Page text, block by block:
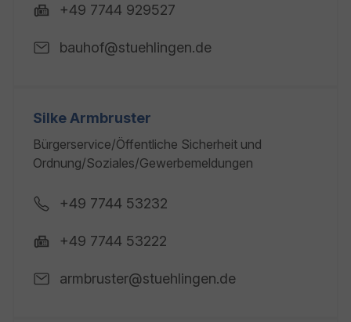
+49 7744 929527
bauhof@stuehlingen.de
Silke Armbruster
Bürgerservice/Öffentliche Sicherheit und
Ordnung/Soziales/Gewerbemeldungen
+49 7744 53232
+49 7744 53222
armbruster@stuehlingen.de